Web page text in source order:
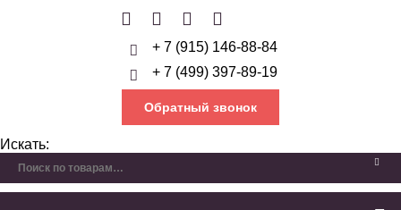
+ 7 (915) 146-88-84
+ 7 (499) 397-89-19
Обратный звонок
Искать: